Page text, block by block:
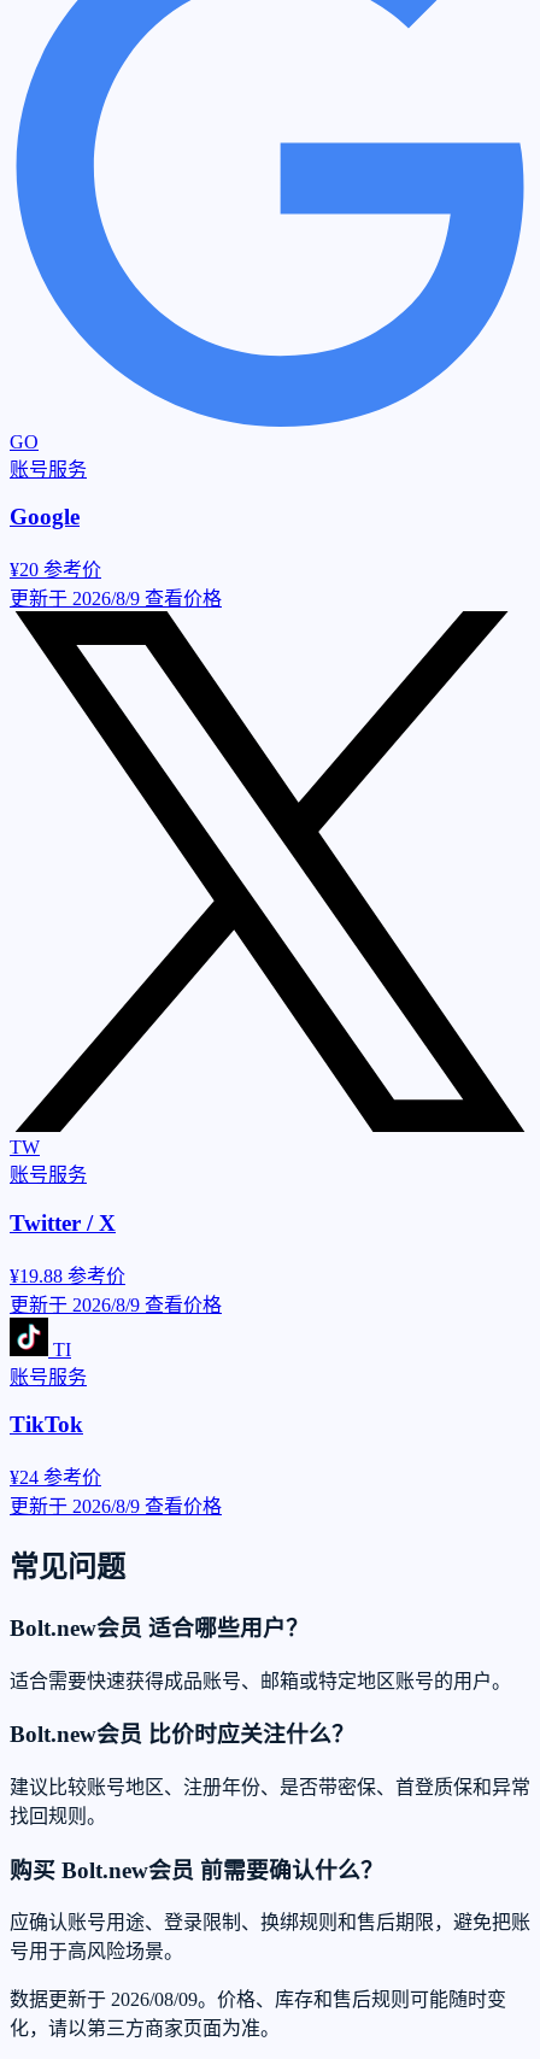
GO
账号服务
Google
¥20 参考价
更新于 2026/8/9 查看价格
TW
账号服务
Twitter / X
¥19.88 参考价
更新于 2026/8/9 查看价格
TI
账号服务
TikTok
¥24 参考价
更新于 2026/8/9 查看价格
常见问题
Bolt.new会员 适合哪些用户？
适合需要快速获得成品账号、邮箱或特定地区账号的用户。
Bolt.new会员 比价时应关注什么？
建议比较账号地区、注册年份、是否带密保、首登质保和异常
找回规则。
购买 Bolt.new会员 前需要确认什么？
应确认账号用途、登录限制、换绑规则和售后期限，避免把账
号用于高风险场景。
数据更新于 2026/08/09。价格、库存和售后规则可能随时变
化，请以第三方商家页面为准。